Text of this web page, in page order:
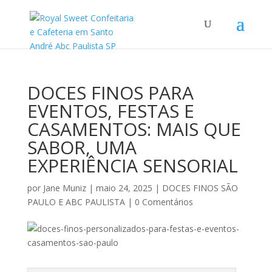
DOCES FINOS PARA
EVENTOS, FESTAS E
CASAMENTOS: MAIS QUE
SABOR, UMA
EXPERIÊNCIA SENSORIAL
por Jane Muniz| maio 24, 2025 | DOCES FINOS SÃO
PAULO E ABC PAULISTA| 0 Comentários